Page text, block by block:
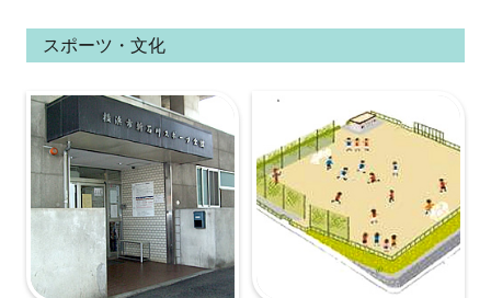
スポーツ・文化